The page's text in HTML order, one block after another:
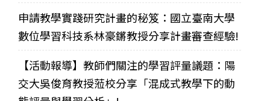
申請教學實踐研究計畫的秘笈：國立臺南大學
數位學習科技系林豪鏘教授分享計畫審查經驗!
【活動報導】教師們關注的學習評量議題：陽
交大吳俊育教授蒞校分享「混成式教學下的動